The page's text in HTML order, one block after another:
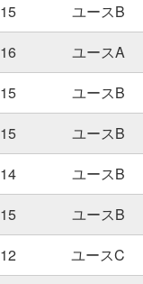
15
ユースB
16
ユースA
15
ユースB
15
ユースB
14
ユースB
15
ユースB
12
ユースC